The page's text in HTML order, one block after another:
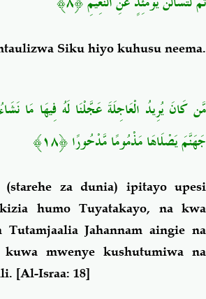
Siku hiyo kuhusu neema.
مَّن كَانَ يُرِيدُ الْعَاجِلَةَ عَجَّلْنَا لَهُ فِيهَا مَا
جَهَنَّمَ يَصْلَاهَا مَذْمُومًا مَّدْحُورًا﴿١٨﴾
(starehe za dunia) ipitayo upesi
humo Tuyatakayo, na kwa
Tutamjaalia Jahannam aingie na
mwenye kushutumiwa na
[Al-Israa: 18]